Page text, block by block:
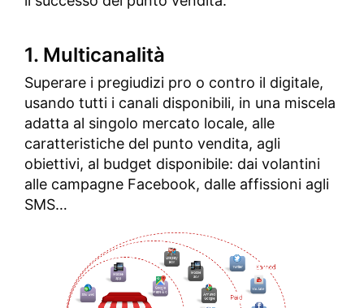
1. Multicanalità
Superare i pregiudizi pro o contro il digitale,
usando tutti i canali disponibili, in una miscela
adatta al singolo mercato locale, alle
caratteristiche del punto vendita, agli
obiettivi, al budget disponibile: dai volantini
alle campagne Facebook, dalle affissioni agli
SMS…